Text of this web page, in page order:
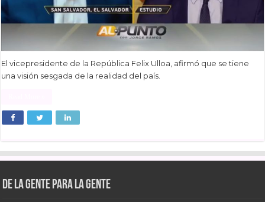
El vicepresidente de la República Felix Ulloa, afirmó que se tiene
una visión sesgada de la realidad del país.
De la gente para la gente